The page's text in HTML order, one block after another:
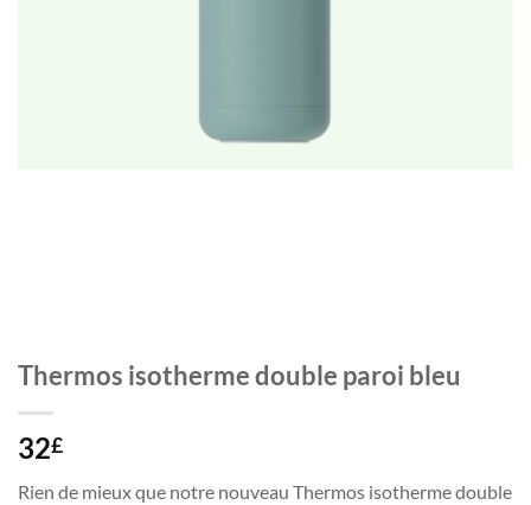
Thermos isotherme double paroi bleu
32£
Rien de mieux que notre nouveau Thermos isotherme double